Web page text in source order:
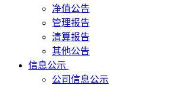
净值公告
管理报告
清算报告
其他公告
信息公示
公司信息公示